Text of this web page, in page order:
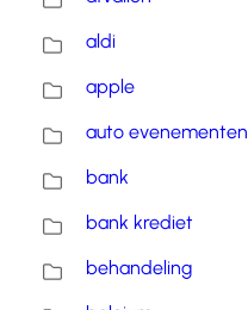
aldi
apple
auto evenementen
bank
bank krediet
behandeling